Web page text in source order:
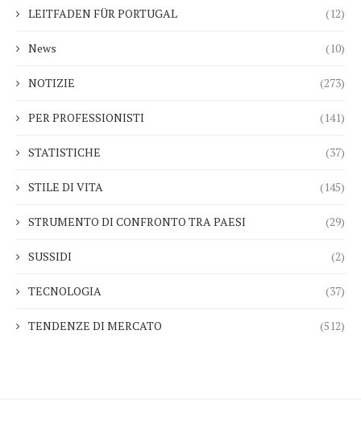
LEITFADEN FÜR PORTUGAL (12)
News (10)
NOTIZIE (273)
PER PROFESSIONISTI (141)
STATISTICHE (37)
STILE DI VITA (145)
STRUMENTO DI CONFRONTO TRA PAESI (29)
SUSSIDI (2)
TECNOLOGIA (37)
TENDENZE DI MERCATO (512)